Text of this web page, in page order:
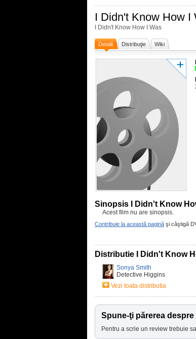
I Didn't Know How I
I Didn't Know How I Was
Detalii Distribuţie Wiki
Sinopsis I Didn't Know
Acest film nu are sinopsis.
Contribuie la această pagină şi câştigă
Distributie I Didn't Know
Sonya Smith
Detective Higgins
Vezi toata distributia
Spune-ţi părerea
Pentru a scrie un review trebuie